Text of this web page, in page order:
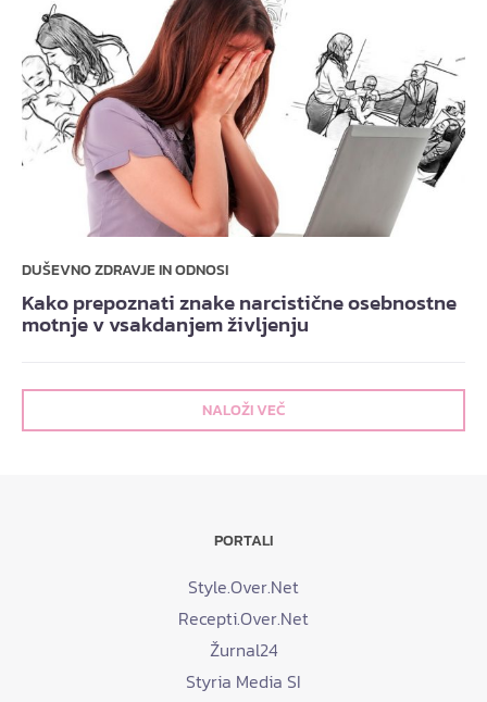
DUŠEVNO ZDRAVJE IN ODNOSI
Kako prepoznati znake narcistične osebnostne
motnje v vsakdanjem življenju
NALOŽI VEČ
PORTALI
Style.Over.Net
Recepti.Over.Net
Žurnal24
Styria Media SI